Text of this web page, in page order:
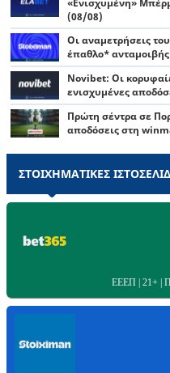
(08/08)
Οι αναμετρήσεις
έπαθλο*
Novibet: Oι
ενισχυμένες
Πρώτη σέντρα σε
αποδόσεις στη
ΣΤΟΙΧΗΜΑΤΙΚΕΣ
ΕΕΕΠ | 21+